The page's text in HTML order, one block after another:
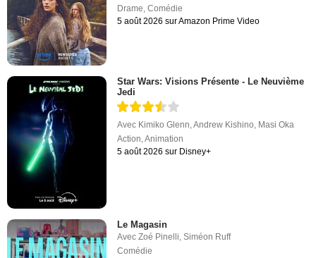
Drame,Comédie
5 août 2026 sur Amazon Prime Video
Star Wars: Visions Présente - Le Neuvième
Jedi
Avec Kimiko Glenn,Andrew Kishino, Masi Oka
Action,Animation
5 août 2026 sur Disney+
Le Magasin
AvecZoé Pinelli,Siméon Ruff
Comédie